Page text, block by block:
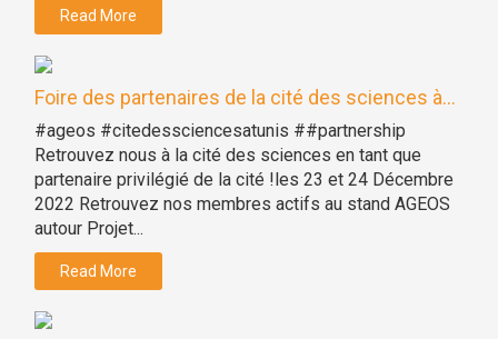
Read More
Foire des partenaires de la cité des sciences à...
#ageos #citedessciencesatunis ##partnership
Retrouvez nous à la cité des sciences en tant que
partenaire privilégié de la cité !les 23 et 24 Décembre
2022 Retrouvez nos membres actifs au stand AGEOS
autour Projet...
Read More